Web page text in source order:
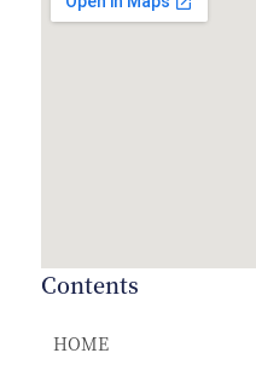
Contents
HOME